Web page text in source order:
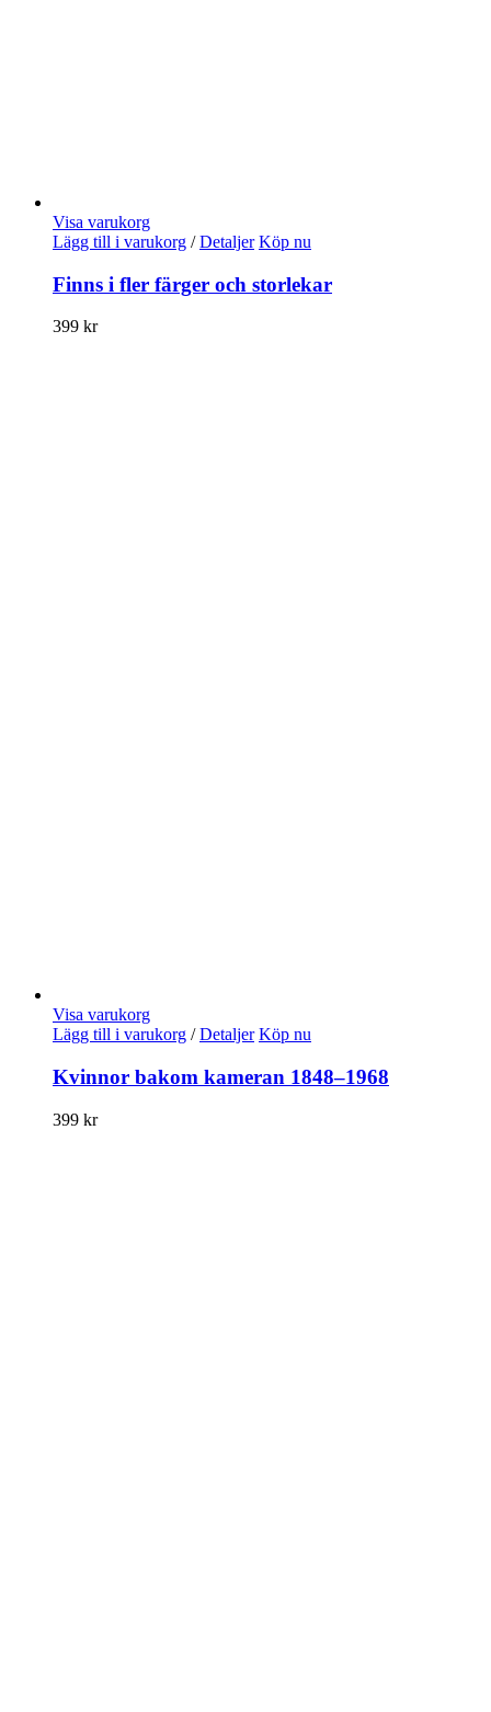
Visa varukorg
Lägg till i varukorg / Detaljer Köp nu
Finns i fler färger och storlekar
399 kr
Visa varukorg
Lägg till i varukorg / Detaljer Köp nu
Kvinnor bakom kameran 1848–1968
399 kr